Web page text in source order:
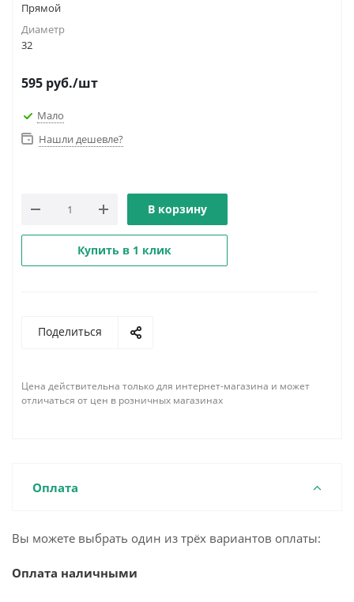
Прямой
Диаметр
32
595 руб./шт
Мало
Нашли дешевле?
В корзину
Купить в 1 клик
Поделиться
Цена действительна только для интернет-магазина и может
отличаться от цен в розничных магазинах
Оплата
Вы можете выбрать один из трёх вариантов оплаты:
Оплата наличными